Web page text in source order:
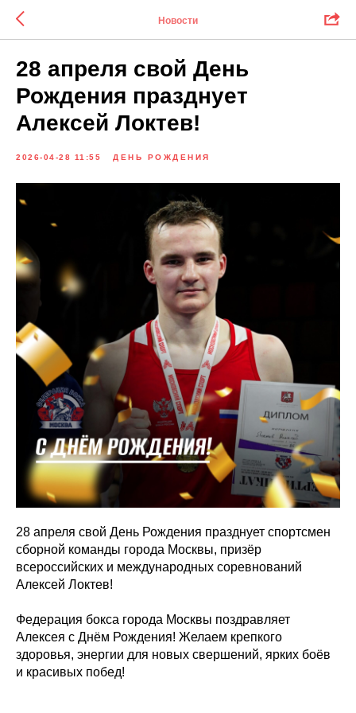
Новости
28 апреля свой День
Рождения празднует
Алексей Локтев!
2026-04-28 11:55 ДЕНЬ РОЖДЕНИЯ
28 апреля свой День Рождения празднует спортсмен
сборной команды города Москвы, призёр
всероссийских и международных соревнований
Алексей Локтев!
Федерация бокса города Москвы поздравляет
Алексея с Днём Рождения! Желаем крепкого
здоровья, энергии для новых свершений, ярких боёв
и красивых побед!